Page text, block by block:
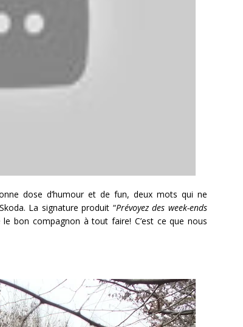
dose d’humour et de fun, deux mots qui ne
La signature produit “Prévoyez des week-ends
bon compagnon à tout faire! C’est ce que nous